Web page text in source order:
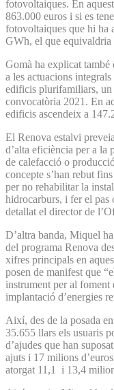
fotovoltaiques. En
863.000 euros i si es
fotovoltaiques que hi ha
GWh, el que equivaldria
Gomà ha explicat també
a les actuacions
edificis plurifamiliars, un
convocatòria 2021. En
edificis ascendeix a
El Renova estalvi
d’alta eficiència per a la
de calefacció o
concepte s’han rebut
per no rehabilitar la
hidrocarburs, i fer el pas
detallat el director de
D’altra banda, Miquel
del programa Renova
xifres principals en
posen de manifest que
instrument per al foment
implantació d’energies
Així, des de la posada
35.655 llars els usuaris
d’ajudes que han
ajuts i 17 milions
atorgat 11,1 i 13,4